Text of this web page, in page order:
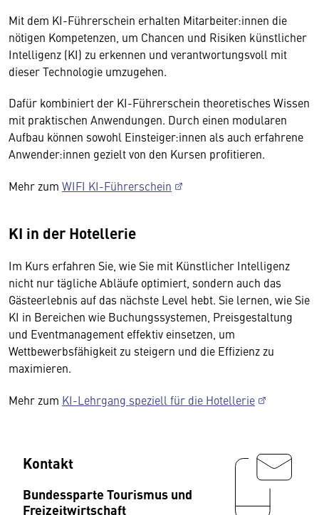
Mit dem KI-Führerschein erhalten Mitarbeiter:innen die
nötigen Kompetenzen, um Chancen und Risiken künstlicher
Intelligenz (KI) zu erkennen und verantwortungsvoll mit
dieser Technologie umzugehen.
Dafür kombiniert der KI-Führerschein theoretisches Wissen
mit praktischen Anwendungen. Durch einen modularen
Aufbau können sowohl Einsteiger:innen als auch erfahrene
Anwender:innen gezielt von den Kursen profitieren.
Mehr zum WIFI KI-Führerschein
KI in der Hotellerie
Im Kurs erfahren Sie, wie Sie mit Künstlicher Intelligenz
nicht nur tägliche Abläufe optimiert, sondern auch das
Gästeerlebnis auf das nächste Level hebt. Sie lernen, wie Sie
KI in Bereichen wie Buchungssystemen, Preisgestaltung
und Eventmanagement effektiv einsetzen, um
Wettbewerbsfähigkeit zu steigern und die Effizienz zu
maximieren.
Mehr zum KI-Lehrgang speziell für die Hotellerie
Kontakt
Bundessparte Tourismus und
Freizeitwirtschaft